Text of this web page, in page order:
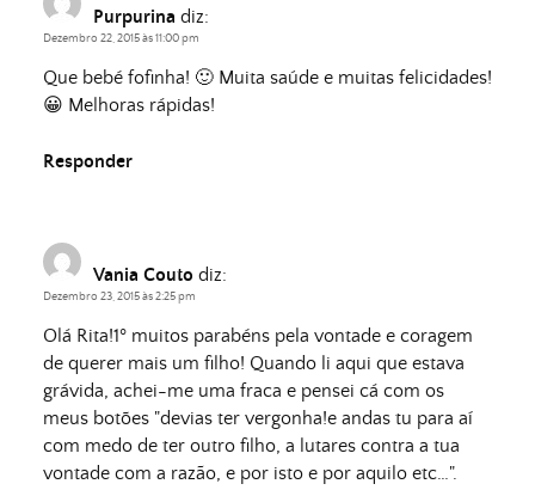
Purpurina diz:
Dezembro 22, 2015 às 11:00 pm
Que bebé fofinha! 🙂 Muita saúde e muitas felicidades!
😀 Melhoras rápidas!
Responder
Vania Couto diz:
Dezembro 23, 2015 às 2:25 pm
Olá Rita!1º muitos parabéns pela vontade e coragem
de querer mais um filho! Quando li aqui que estava
grávida, achei-me uma fraca e pensei cá com os
meus botões "devias ter vergonha!e andas tu para aí
com medo de ter outro filho, a lutares contra a tua
vontade com a razão, e por isto e por aquilo etc…".